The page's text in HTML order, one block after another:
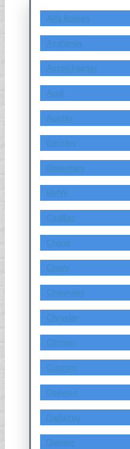
Alfa Romeo
Asahimas
Aston Martin
Audi
Austin
Bentley
Bimantara
BMW
Cadillac
Chana
Chery
Chevrolet
Chrysler
Citroen
Custom
Daewoo
Daihatsu
Daimler